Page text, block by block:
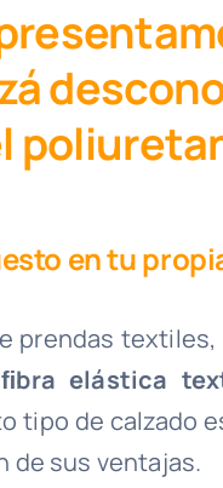
en tu
prendas
ﬁbra elástica
tipo de calzado
de sus ventajas.